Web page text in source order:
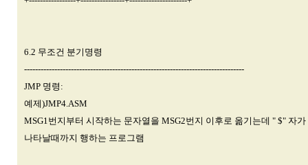
6.2 무조건 분기명령
--------------------------------------------------------------------------------
JMP 명령:
예제)JMP4.ASM
MSG1번지부터 시작하는 문자열을 MSG2번지 이후로 옮기는데 " $" 자가
나타날때까지 행하는 프로그램